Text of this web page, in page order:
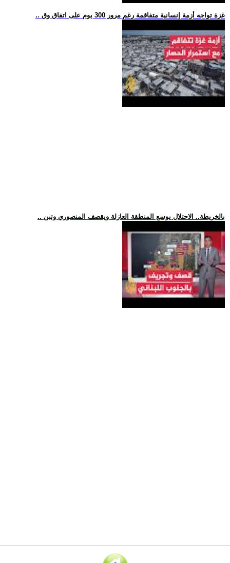
.. غزة تواجه أزمة إنسانية متفاقمة رغم مرور 300 يوم على اتفاق وق
.. بالخريطة.. الاحتلال يوسع المنطقة العازلة ويقصف المنصوري وتبن